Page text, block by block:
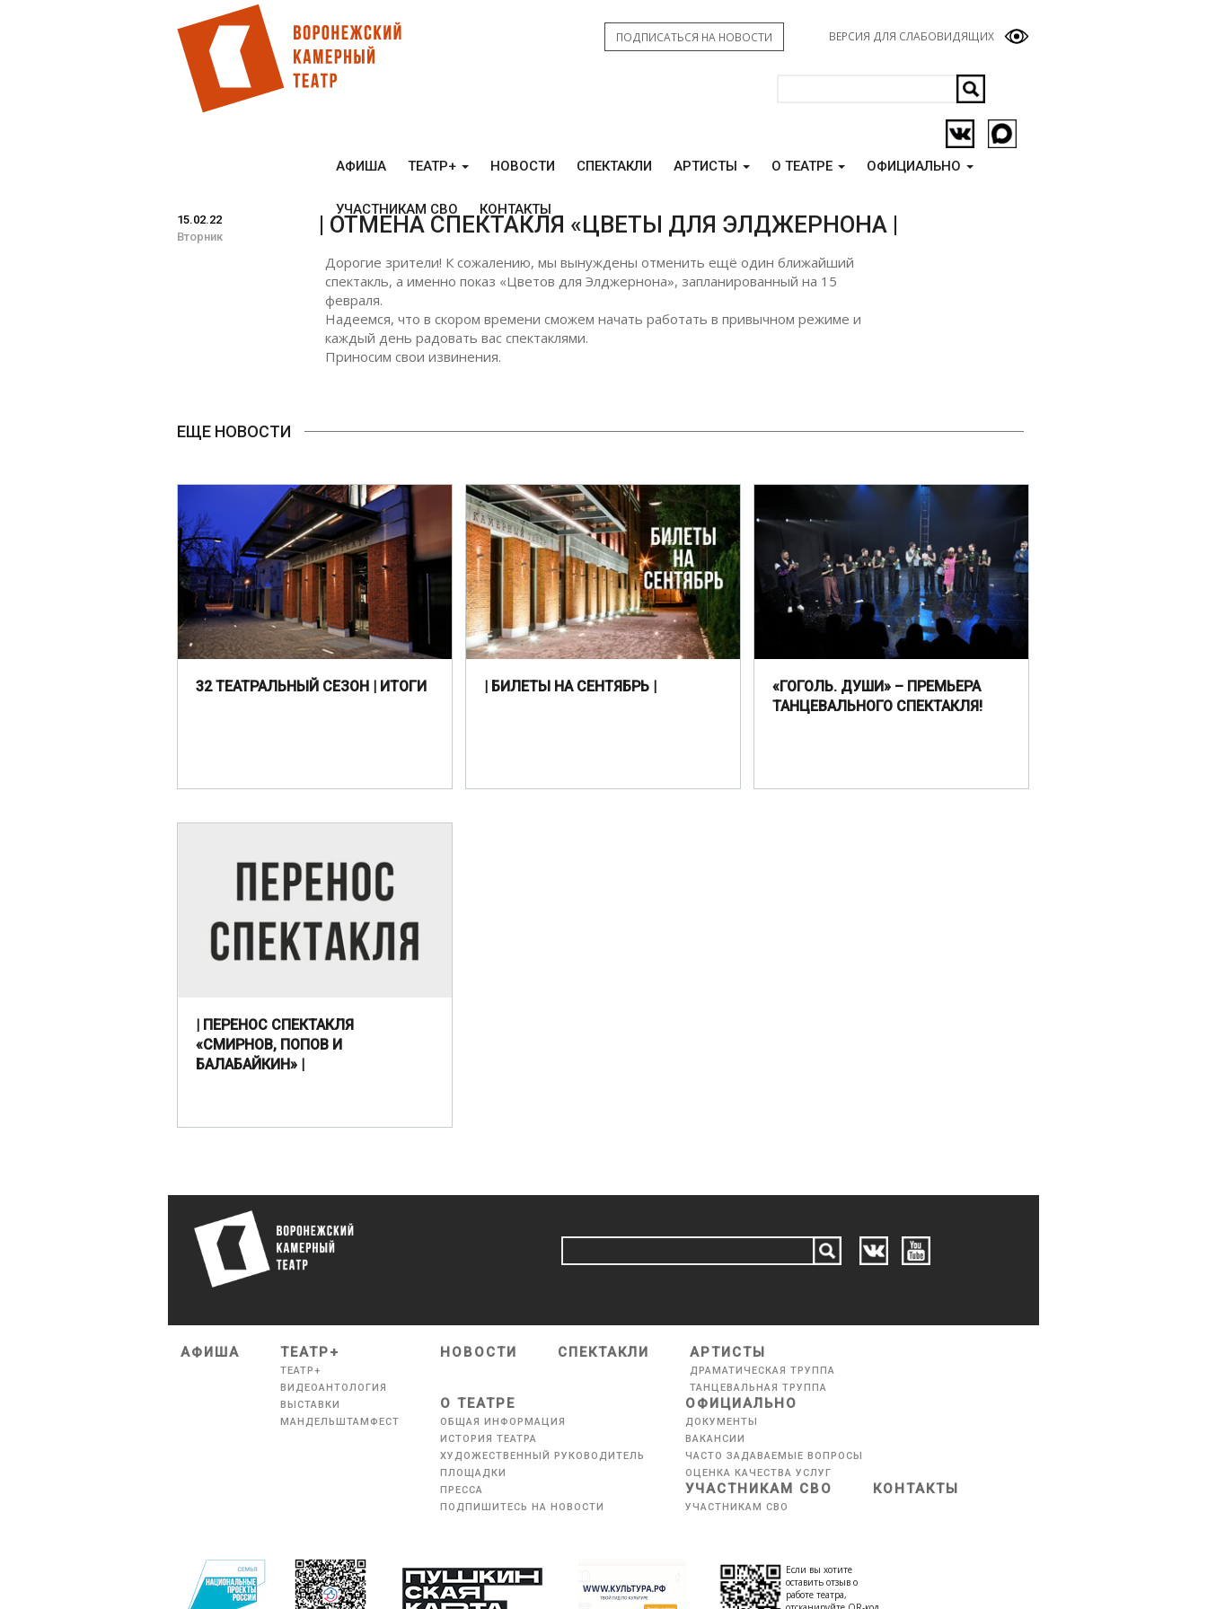
ВЕРСИЯ ДЛЯ СЛАБОВИДЯЩИХ
ПОДПИСАТЬСЯ НА НОВОСТИ
АФИША ТЕАТР+ НОВОСТИ СПЕКТАКЛИ АРТИСТЫ О ТЕАТРЕ ОФИЦИАЛЬНО
УЧАСТНИКАМ СВО КОНТАКТЫ
15.02.22
Вторник
| ОТМЕНА СПЕКТАКЛЯ «ЦВЕТЫ ДЛЯ ЭЛДЖЕРНОНА |
Дорогие зрители! К сожалению, мы вынуждены отменить ещё один ближайший
спектакль, а именно показ «Цветов для Элджернона», запланированный на 15
февраля.
Надеемся, что в скором времени сможем начать работать в привычном режиме и
каждый день радовать вас спектаклями.
Приносим свои извинения.
ЕЩЕ НОВОСТИ
32 ТЕАТРАЛЬНЫЙ СЕЗОН | ИТОГИ | БИЛЕТЫ НА СЕНТЯБРЬ |
«ГОГОЛЬ. ДУШИ» – ПРЕМЬЕРА
ТАНЦЕВАЛЬНОГО СПЕКТАКЛЯ!
| ПЕРЕНОС СПЕКТАКЛЯ
«СМИРНОВ, ПОПОВ И
БАЛАБАЙКИН» |
АФИША ТЕАТР+
ТЕАТР+
ВИДЕОАНТОЛОГИЯ
ВЫСТАВКИ
МАНДЕЛЬШТАМФЕСТ
НОВОСТИ СПЕКТАКЛИ АРТИСТЫ
ДРАМАТИЧЕСКАЯ ТРУППА
ТАНЦЕВАЛЬНАЯ ТРУППА
О ТЕАТРЕ
ОБЩАЯ ИНФОРМАЦИЯ
ИСТОРИЯ ТЕАТРА
ХУДОЖЕСТВЕННЫЙ РУКОВОДИТЕЛЬ
ПЛОЩАДКИ
ПРЕССА
ПОДПИШИТЕСЬ НА НОВОСТИ
ОФИЦИАЛЬНО
ДОКУМЕНТЫ
ВАКАНСИИ
ЧАСТО ЗАДАВАЕМЫЕ ВОПРОСЫ
ОЦЕНКА КАЧЕСТВА УСЛУГ
УЧАСТНИКАМ СВО
УЧАСТНИКАМ СВО
КОНТАКТЫ
Если вы хотите
оставить отзыв о
работе театра,